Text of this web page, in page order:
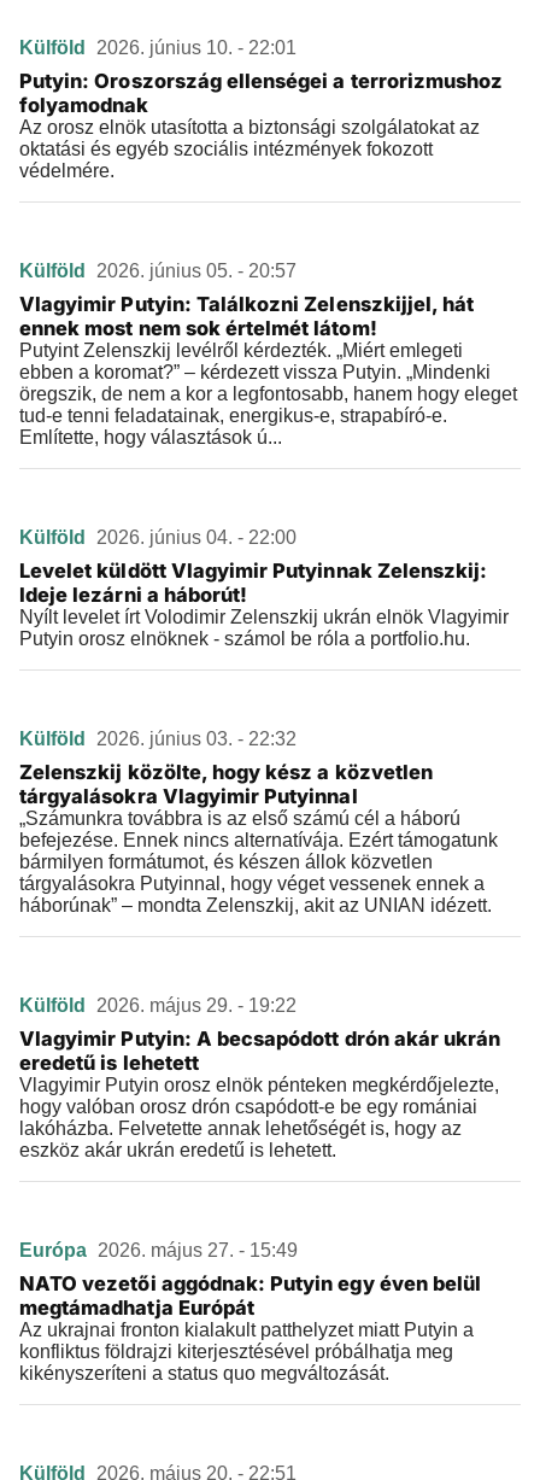
Külföld 2026. június 10. - 22:01
Putyin: Oroszország ellenségei a terrorizmushoz
folyamodnak
Az orosz elnök utasította a biztonsági szolgálatokat az
oktatási és egyéb szociális intézmények fokozott
védelmére.
Külföld 2026. június 05. - 20:57
Vlagyimir Putyin: Találkozni Zelenszkijjel, hát
ennek most nem sok értelmét látom!
Putyint Zelenszkij levélről kérdezték. „Miért emlegeti
ebben a koromat?” – kérdezett vissza Putyin. „Mindenki
öregszik, de nem a kor a legfontosabb, hanem hogy eleget
tud-e tenni feladatainak, energikus-e, strapabíró-e.
Említette, hogy választások ú...
Külföld 2026. június 04. - 22:00
Levelet küldött Vlagyimir Putyinnak Zelenszkij:
Ideje lezárni a háborút!
Nyílt levelet írt Volodimir Zelenszkij ukrán elnök Vlagyimir
Putyin orosz elnöknek - számol be róla a portfolio.hu.
Külföld 2026. június 03. - 22:32
Zelenszkij közölte, hogy kész a közvetlen
tárgyalásokra Vlagyimir Putyinnal
„Számunkra továbbra is az első számú cél a háború
befejezése. Ennek nincs alternatívája. Ezért támogatunk
bármilyen formátumot, és készen állok közvetlen
tárgyalásokra Putyinnal, hogy véget vessenek ennek a
háborúnak” – mondta Zelenszkij, akit az UNIAN idézett.
Külföld 2026. május 29. - 19:22
Vlagyimir Putyin: A becsapódott drón akár ukrán
eredetű is lehetett
Vlagyimir Putyin orosz elnök pénteken megkérdőjelezte,
hogy valóban orosz drón csapódott-e be egy romániai
lakóházba. Felvetette annak lehetőségét is, hogy az
eszköz akár ukrán eredetű is lehetett.
Európa 2026. május 27. - 15:49
NATO vezetői aggódnak: Putyin egy éven belül
megtámadhatja Európát
Az ukrajnai fronton kialakult patthelyzet miatt Putyin a
konfliktus földrajzi kiterjesztésével próbálhatja meg
kikényszeríteni a status quo megváltozását.
Külföld 2026. május 20. - 22:51